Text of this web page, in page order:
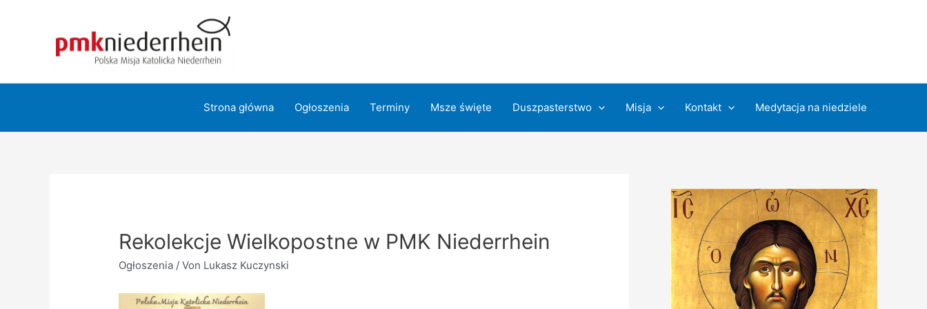
Strona główna Ogłoszenia Terminy Msze święte Duszpasterstwo Misja Kontakt Medytacja na niedziele
Rekolekcje Wielkopostne w PMK Niederrhein
Ogłoszenia / Von Lukasz Kuczynski